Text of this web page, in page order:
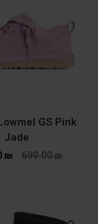
GS Pink
Jade
699.00₪
₪